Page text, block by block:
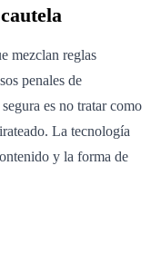
mezclan reglas
penales de
es no tratar como
La tecnología
y la forma de